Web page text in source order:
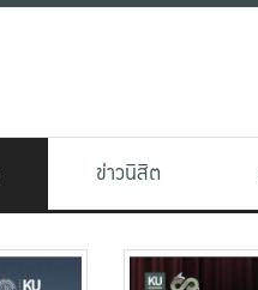
ข่าวนิสิต